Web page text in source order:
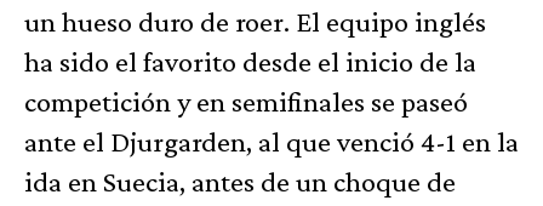
un hueso duro de roer. El equipo inglés
ha sido el favorito desde el inicio de la
competición y en semifinales se paseó
ante el Djurgarden, al que venció 4-1 en la
ida en Suecia, antes de un choque de